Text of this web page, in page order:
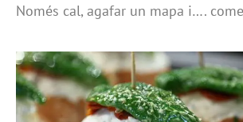
Només cal, agafar un mapa i….